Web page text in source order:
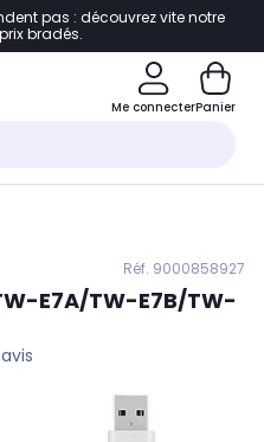
de page
pas : découvrez vite notre
bradés.
Me connecterPanier
Réf. 9000858927
E7A/TW-E7B/TW-